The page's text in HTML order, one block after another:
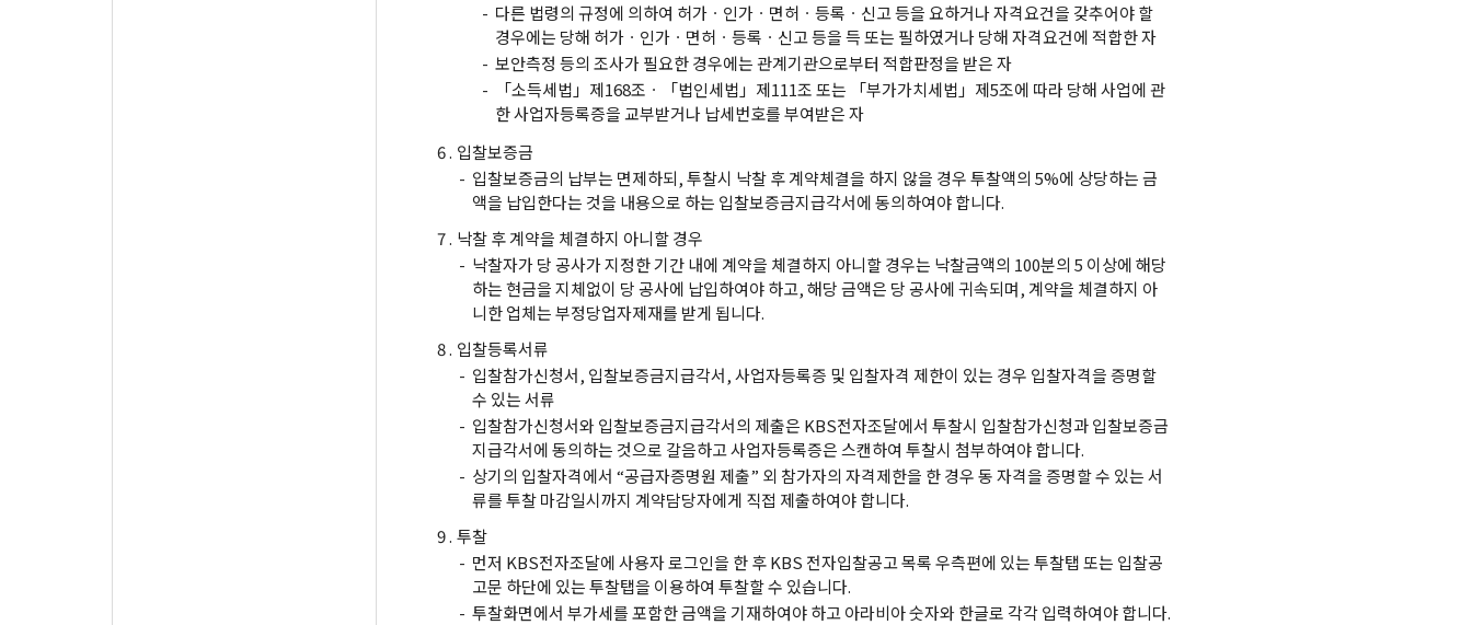
- 다른 법령의 규정에 의하여 허가ㆍ인가ㆍ면허ㆍ등록ㆍ신고 등을 요하거나 자격요건을 갖추어야 할
경우에는 당해 허가ㆍ인가ㆍ면허ㆍ등록ㆍ신고 등을 득 또는 필하였거나 당해 자격요건에 적합한 자
- 보안측정 등의 조사가 필요한 경우에는 관계기관으로부터 적합판정을 받은 자
-
「소득세법」제168조ㆍ「법인세법」제111조 또는 「부가가치세법」제5조에 따라 당해 사업에 관
한 사업자등록증을 교부받거나 납세번호를 부여받은 자
6 . 입찰보증금
- 입찰보증금의 납부는 면제하되, 투찰시 낙찰 후 계약체결을 하지 않을 경우 투찰액의 5%에 상당하는 금
액을 납입한다는 것을 내용으로 하는 입찰보증금지급각서에 동의하여야 합니다.
7 . 낙찰 후 계약을 체결하지 아니할 경우
- 낙찰자가 당 공사가 지정한 기간 내에 계약을 체결하지 아니할 경우는 낙찰금액의 100분의 5 이상에 해당
하는 현금을 지체없이 당 공사에 납입하여야 하고, 해당 금액은 당 공사에 귀속되며, 계약을 체결하지 아
니한 업체는 부정당업자제재를 받게 됩니다.
8 . 입찰등록서류
- 입찰참가신청서, 입찰보증금지급각서, 사업자등록증 및 입찰자격 제한이 있는 경우 입찰자격을 증명할
수 있는 서류
- 입찰참가신청서와 입찰보증금지급각서의 제출은 KBS전자조달에서 투찰시 입찰참가신청과 입찰보증금
지급각서에 동의하는 것으로 갈음하고 사업자등록증은 스캔하여 투찰시 첨부하여야 합니다.
- 상기의 입찰자격에서 “공급자증명원 제출” 외 참가자의 자격제한을 한 경우 동 자격을 증명할 수 있는 서
류를 투찰 마감일시까지 계약담당자에게 직접 제출하여야 합니다.
9 . 투찰
- 먼저 KBS전자조달에 사용자 로그인을 한 후 KBS 전자입찰공고 목록 우측편에 있는 투찰탭 또는 입찰공
고문 하단에 있는 투찰탭을 이용하여 투찰할 수 있습니다.
- 투찰화면에서 부가세를 포함한 금액을 기재하여야 하고 아라비아 숫자와 한글로 각각 입력하여야 합니다.